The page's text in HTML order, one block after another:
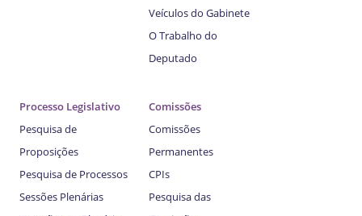
Veículos do Gabinete
O Trabalho do
Deputado
Processo Legislativo
Pesquisa de
Proposições
Pesquisa de Processos
Sessões Plenárias
Comissões
Comissões
Permanentes
CPIs
Pesquisa das